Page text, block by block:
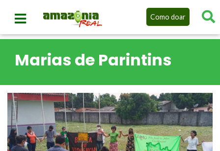
Como doar
Marias de Parintins